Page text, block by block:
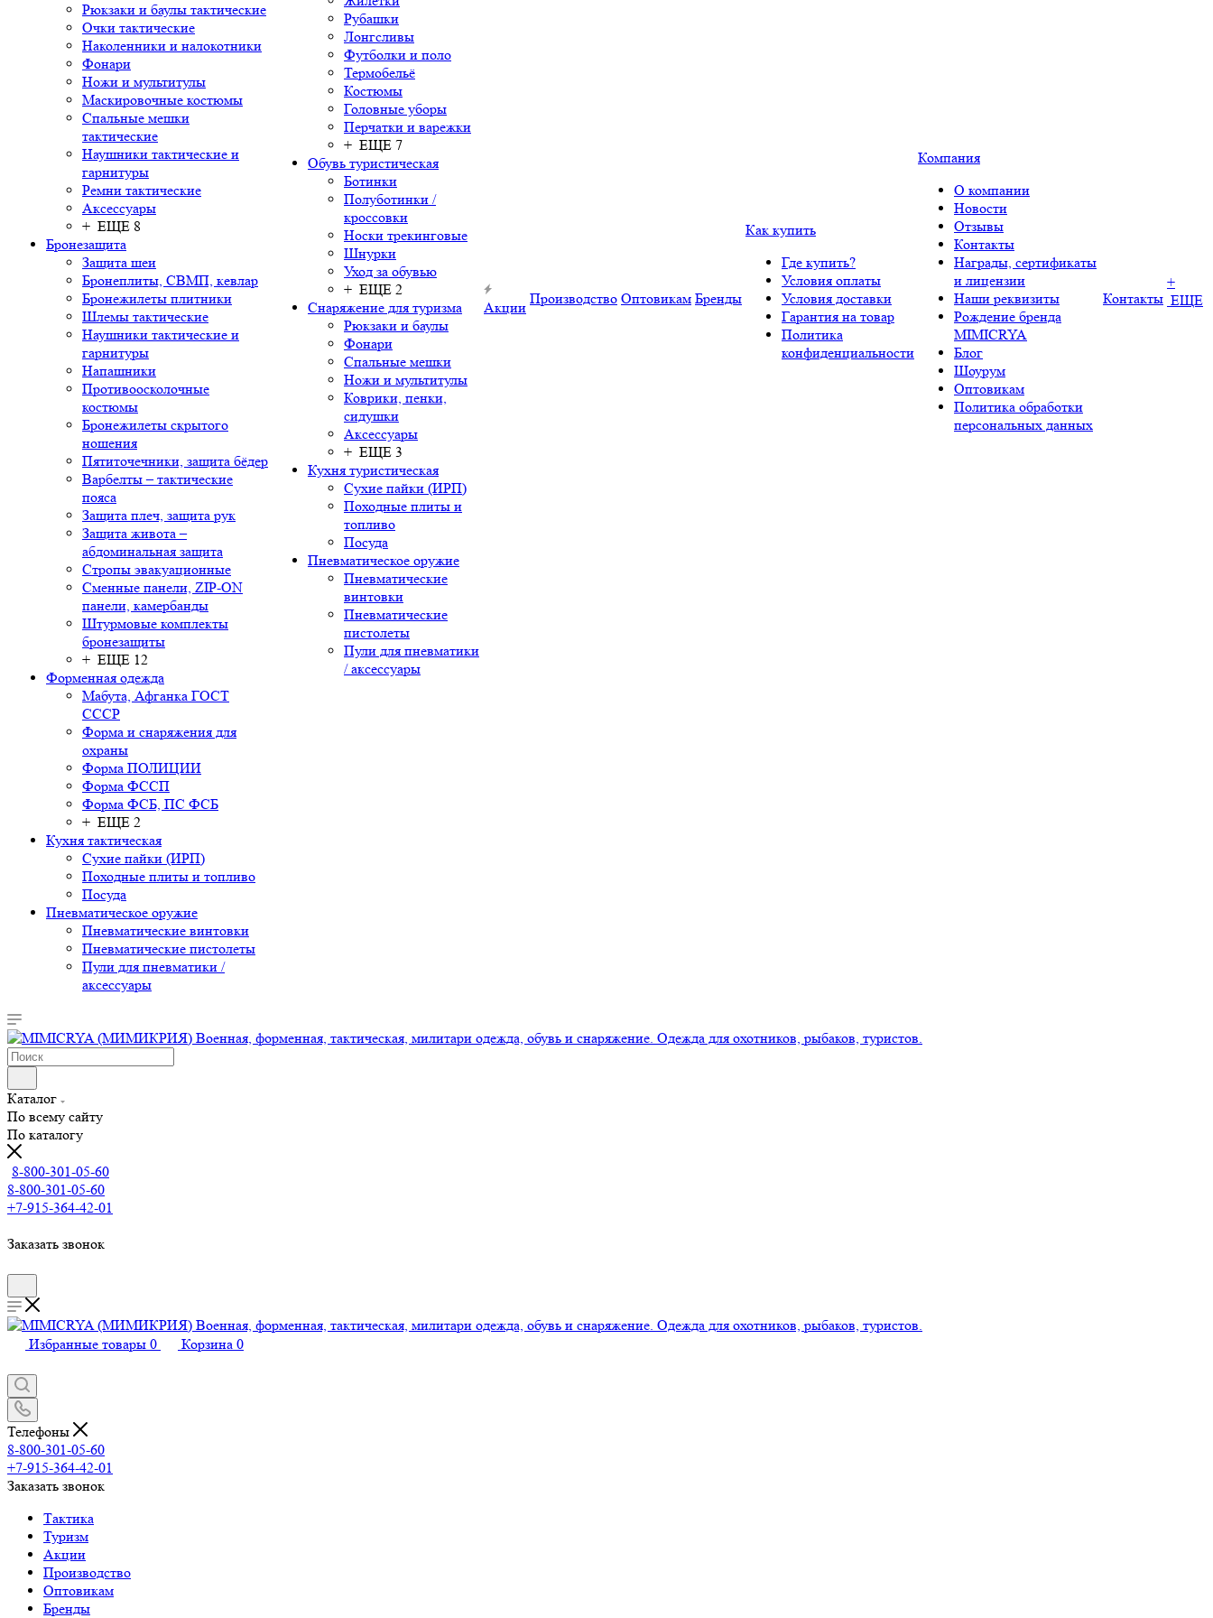
Рюкзаки и баулы тактические
Очки тактические
Наколенники и налокотники
Фонари
Ножи и мультитулы
Маскировочные костюмы
Спальные мешки
тактические
Наушники тактические и
гарнитуры
Ремни тактические
Аксессуары
+ ЕЩЕ 8
Бронезащита
Защита шеи
Бронеплиты, СВМП, кевлар
Бронежилеты плитники
Шлемы тактические
Наушники тактические и
гарнитуры
Напашники
Противоосколочные
костюмы
Бронежилеты скрытого
ношения
Пятиточечники, защита бёдер
Варбелты – тактические
пояса
Защита плеч, защита рук
Защита живота –
абдоминальная защита
Стропы эвакуационные
Сменные панели, ZIP-ON
панели, камербанды
Штурмовые комплекты
бронезащиты
+ ЕЩЕ 12
Форменная одежда
Мабута, Афганка ГОСТ
СССР
Форма и снаряжения для
охраны
Форма ПОЛИЦИИ
Форма ФССП
Форма ФСБ, ПС ФСБ
+ ЕЩЕ 2
Кухня тактическая
Сухие пайки (ИРП)
Походные плиты и топливо
Посуда
Пневматическое оружие
Пневматические винтовки
Пневматические пистолеты
Пули для пневматики /
аксессуары
Рубашки
Лонгсливы
Футболки и поло
Термобельё
Костюмы
Головные уборы
Перчатки и варежки
+ ЕЩЕ 7
Обувь туристическая
Ботинки
Полуботинки /
кроссовки
Носки трекинговые
Шнурки
Уход за обувью
+ ЕЩЕ 2
Снаряжение для туризма
Рюкзаки и баулы
Фонари
Спальные мешки
Ножи и мультитулы
Коврики, пенки,
сидушки
Аксессуары
+ ЕЩЕ 3
Кухня туристическая
Сухие пайки (ИРП)
Походные плиты и
топливо
Посуда
Пневматическое оружие
Пневматические
винтовки
Пневматические
пистолеты
Пули для пневматики
/ аксессуары
Акции
Производство Оптовикам Бренды
Как купить
Где купить?
Условия оплаты
Условия доставки
Гарантия на товар
Политика
конфиденциальности
Компания
О компании
Новости
Отзывы
Контакты
Награды, сертификаты
и лицензии
Наши реквизиты
Рождение бренда
MIMICRYA
Блог
Шоурум
Оптовикам
Политика обработки
персональных данных
Контакты
+
ЕЩЕ
Каталог
По всему сайту
По каталогу
8-800-301-05-60
8-800-301-05-60
+7-915-364-42-01
Заказать звонок
Избранные товары 0 Корзина 0
Телефоны
8-800-301-05-60
+7-915-364-42-01
Заказать звонок
Тактика
Туризм
Акции
Производство
Оптовикам
Бренды